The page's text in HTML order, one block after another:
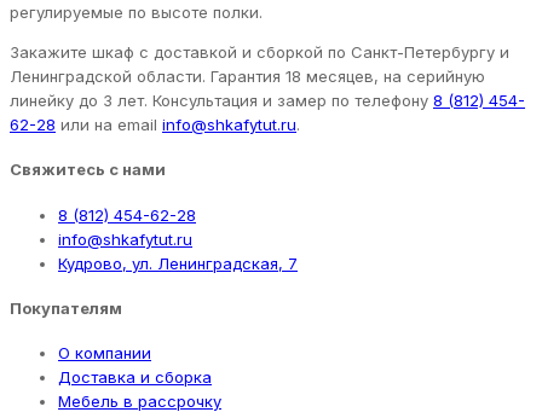
регулируемые по высоте полки.
Закажите шкаф с доставкой и сборкой по Санкт-Петербургу и
Ленинградской области. Гарантия 18 месяцев, на серийную
линейку до 3 лет. Консультация и замер по телефону 8 (812) 454-
62-28 или на email info@shkafytut.ru.
Свяжитесь с нами
8 (812) 454-62-28
info@shkafytut.ru
Кудрово, ул. Ленинградская, 7
Покупателям
О компании
Доставка и сборка
Мебель в рассрочку